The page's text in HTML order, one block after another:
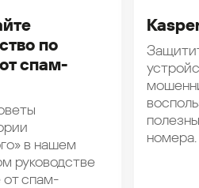
по
спам-
в нашем
руководстве
от спам-
номера.